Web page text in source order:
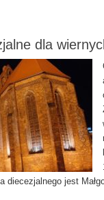
dla
diecezjalnego jest